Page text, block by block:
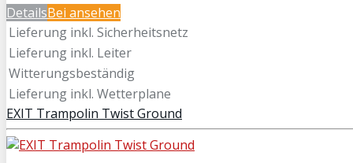
DetailsBei ansehen
Lieferung inkl. Sicherheitsnetz
Lieferung inkl. Leiter
Witterungsbeständig
Lieferung inkl. Wetterplane
EXIT Trampolin Twist Ground